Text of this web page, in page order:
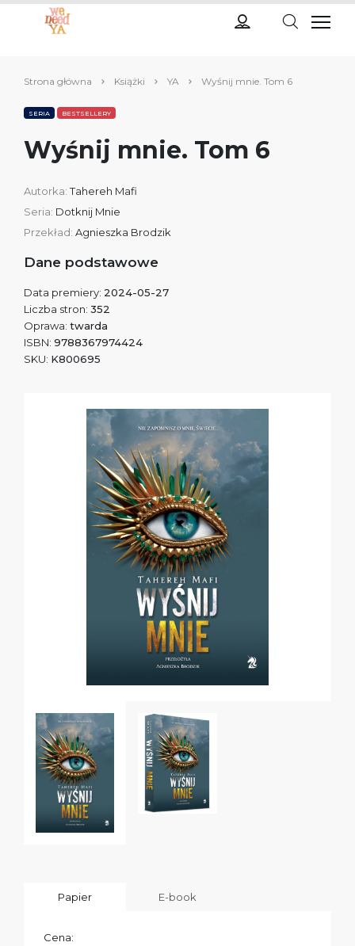
Strona główna Książki YA Wyśnij mnie. Tom 6
SERIA BESTSELLERY
Wyśnij mnie. Tom 6
Autorka:Tahereh Mafi
Seria: Dotknij Mnie
Przekład: Agnieszka Brodzik
Dane podstawowe
Data premiery: 2024-05-27
Liczba stron: 352
Oprawa: twarda
ISBN: 9788367974424
SKU: K800695
Papier E-book
Cena: